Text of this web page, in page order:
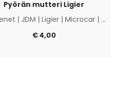
Pyörän mutteri Ligier
| JDM | Ligier | Microcar | Muut
€4,00